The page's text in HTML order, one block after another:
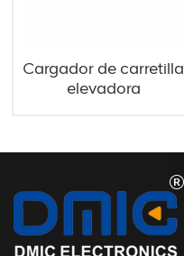
Cargador de carretilla
elevadora